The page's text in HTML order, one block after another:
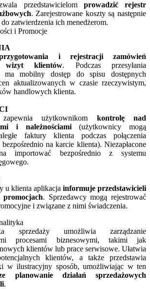
przedstawicielom prowadzić rejestr
. Zarejestrowane koszty są następnie
zatwierdzenia ich menedżerom.
i Promocje
i rejestracji zamówień
klientów. Podczas przesyłania
ma mobilny dostęp do spisu dostępnych
aktualizowanych w czasie rzeczywistym,
handlowych klienta.
użytkownikom kontrolę nad
i należnościami(użytkownicy mogą
faktury klienta podczas połączenia
na karcie klienta). Niezapłacone
importować bezpośrednio z systemu
u klienta aplikacja informuje przedstawicieli
. Sprzedawcy mogą rejestrować
i związane z nimi świadczenia.
sprzedaży umożliwia zarządzanie
procesami biznesowymi, takimi jak
klientów lub prace serwisowe. Ułatwia
klientów, a także przedstawia
w ilustracyjny sposób, umożliwiając w ten
planowanie działań sprzedażowych
.